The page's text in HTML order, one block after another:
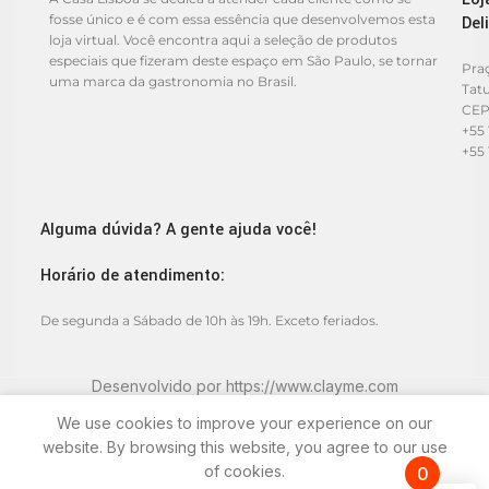
fosse único e é com essa essência que desenvolvemos esta
loja virtual. Você encontra aqui a seleção de produtos
especiais que fizeram deste espaço em São Paulo, se tornar
uma marca da gastronomia no Brasil.
+55
+55
Alguma dúvida? A gente ajuda você!
Horário de atendimento:
De segunda a Sábado de 10h às 19h. Exceto feriados.
Desenvolvido por https://www.clayme.com
We use cookies to improve your experience on our
website. By browsing this website, you agree to our use
of cookies.
0